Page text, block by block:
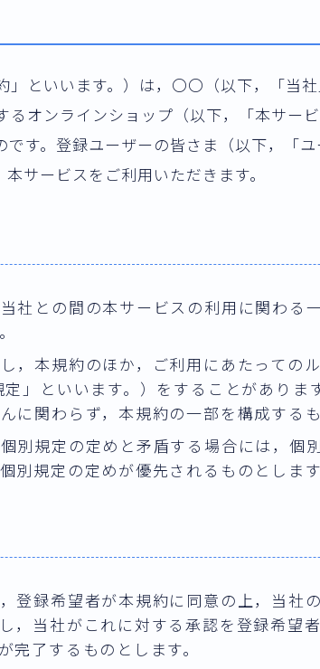
といいます。）は，〇〇（以下，「当社
るオンラインショップ（以下，「本サー
です。登録ユーザーの皆さま（以下，「
サービスをご利用いただきます。
社との間の本サービスの利用に関わる
，本規約のほか，ご利用にあたっての
」といいます。）をすることがありま
に関わらず，本規約の一部を構成するも
別規定の定めと矛盾する場合には，個
別規定の定めが優先されるものとします
登録希望者が本規約に同意の上，当社
，当社がこれに対する承認を登録希望
完了するものとします。